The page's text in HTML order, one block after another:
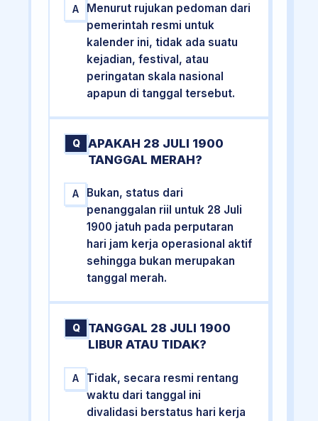
A
Menurut rujukan pedoman dari
pemerintah resmi untuk
kalender ini, tidak ada suatu
kejadian, festival, atau
peringatan skala nasional
apapun di tanggal tersebut.
Q
APAKAH 28 JULI 1900
TANGGAL MERAH?
A
Bukan, status dari
penanggalan riil untuk 28 Juli
1900 jatuh pada perputaran
hari jam kerja operasional aktif
sehingga bukan merupakan
tanggal merah.
Q
TANGGAL 28 JULI 1900
LIBUR ATAU TIDAK?
A
Tidak, secara resmi rentang
waktu dari tanggal ini
divalidasi berstatus hari kerja